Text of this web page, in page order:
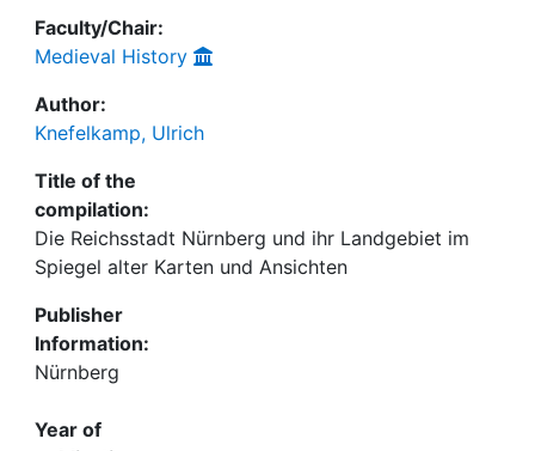
Faculty/Chair:
Medieval History
Author:
Knefelkamp, Ulrich
Title of the
compilation:
Die Reichsstadt Nürnberg und ihr Landgebiet im
Spiegel alter Karten und Ansichten
Publisher
Information:
Nürnberg
Year of